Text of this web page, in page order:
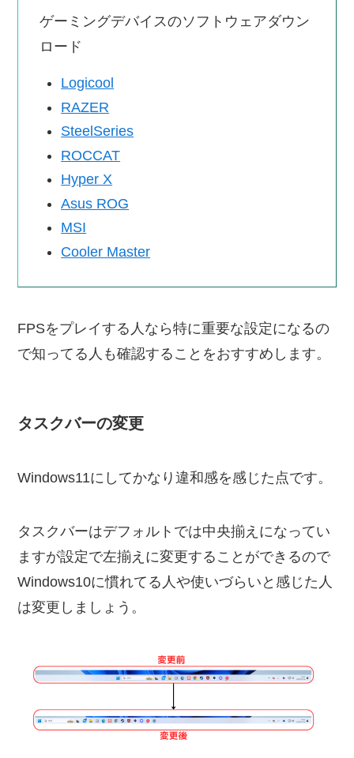
ゲーミングデバイスのソフトウェアダウン
ロード
Logicool
RAZER
SteelSeries
ROCCAT
Hyper X
Asus ROG
MSI
Cooler Master
FPSをプレイする人なら特に重要な設定になるの
で知ってる人も確認することをおすすめします。
タスクバーの変更
Windows11にしてかなり違和感を感じた点です。
タスクバーはデフォルトでは中央揃えになってい
ますが設定で左揃えに変更することができるので
Windows10に慣れてる人や使いづらいと感じた人
は変更しましょう。